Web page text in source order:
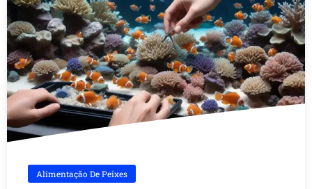
Alimentação De Peixes